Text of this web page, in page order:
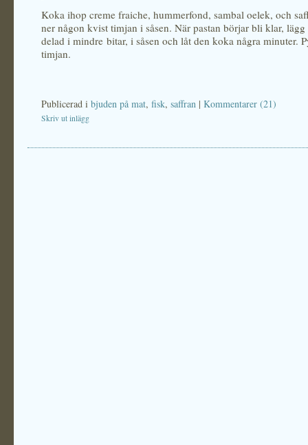
Koka ihop creme fraiche, hummerfond, sambal oelek, och
ner någon kvist timjan i såsen. När pastan börjar bli klar,
delad i mindre bitar, i såsen och låt den koka några minuter.
timjan.
Publicerad i bjuden på mat, fisk, saffran | Kommentarer (21)
Skriv ut inlägg